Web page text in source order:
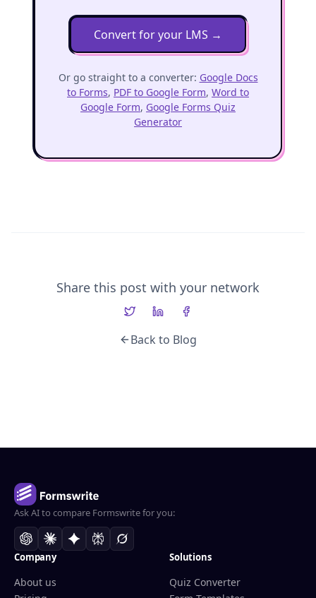
Convert for your LMS →
Or go straight to a converter: Google Docs
to Forms, PDF to Google Form, Word to
Google Form, Google Forms Quiz
Generator
Share this post with your network
Back to Blog
Ask AI to compare Formswrite for you:
Company
About us
Solutions
Quiz Converter